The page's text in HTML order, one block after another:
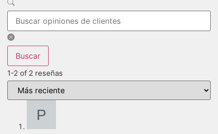
Buscar
1-2 of 2 reseñas